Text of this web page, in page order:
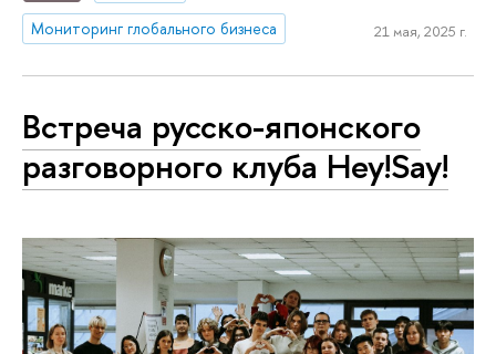
Мониторинг глобального бизнеса
21 мая, 2025 г.
Встреча русско-японского
разговорного клуба Hey!Say!